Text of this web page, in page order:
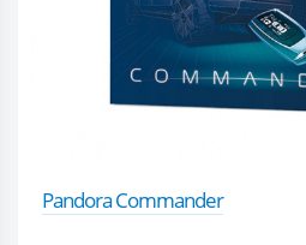
Pandora Commander